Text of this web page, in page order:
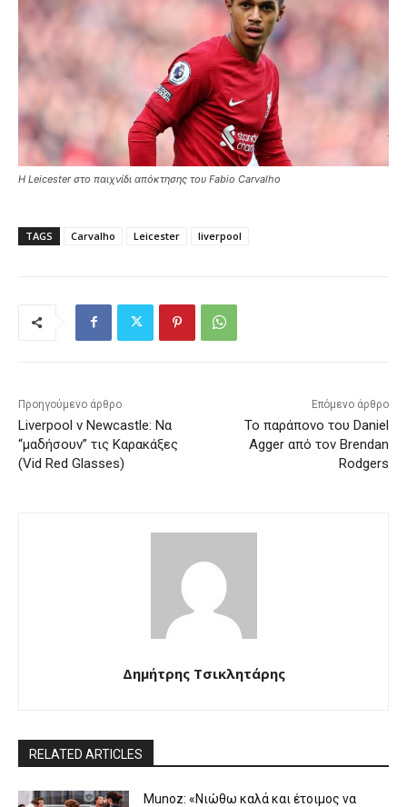
Η Leicester στο παιχνίδι απόκτησης του Fabio Carvalho
TAGS Carvalho Leicester liverpool
Προηγούμενο άρθρο
Liverpool v Newcastle: Να
“μαδήσουν” τις Καρακάξες
(Vid Red Glasses)
Επόμενο άρθρο
Το παράπονο του Daniel
Agger από τον Brendan
Rodgers
Δημήτρης Τσικλητάρης
RELATED ARTICLES
Munoz: «Νιώθω καλά και έτοιμος να